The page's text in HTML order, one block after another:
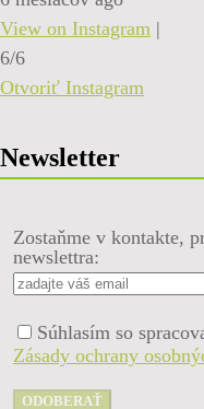
View on Instagram |
6/6
Otvoriť Instagram
Newsletter
Zostaňme v kontakte,
newslettra:
Súhlasím so
Zásady ochrany
ODOBERAŤ